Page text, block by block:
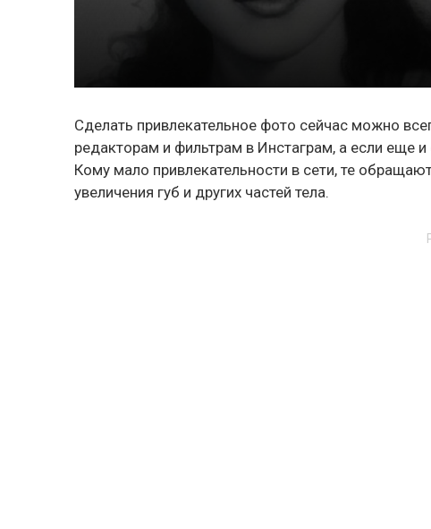
Сделать привлекательное фото сейчас можно
редакторам и фильтрам в Инстаграм, а если еще
Кому мало привлекательности в сети, те
увеличения губ и других частей тела.